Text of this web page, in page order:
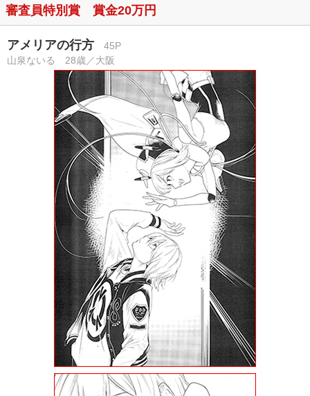
審査員特別賞 賞金20万円
アメリアの行方 45P
山泉ないる 28歳／大阪